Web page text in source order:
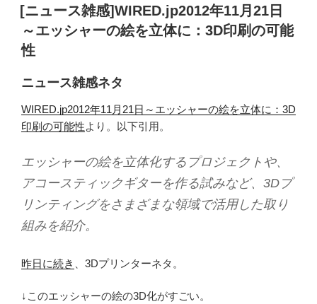
稿
日:
[ニュース雑感]WIRED.jp2012年11月21日
～エッシャーの絵を立体に：3D印刷の可能
性
ニュース雑感ネタ
WIRED.jp2012年11月21日～エッシャーの絵を立体に：3D
印刷の可能性より。以下引用。
エッシャーの絵を立体化するプロジェクトや、
アコースティックギターを作る試みなど、3Dプ
リンティングをさまざまな領域で活用した取り
組みを紹介。
昨日に続き 、3Dプリンターネタ。
↓このエッシャーの絵の3D化がすごい。